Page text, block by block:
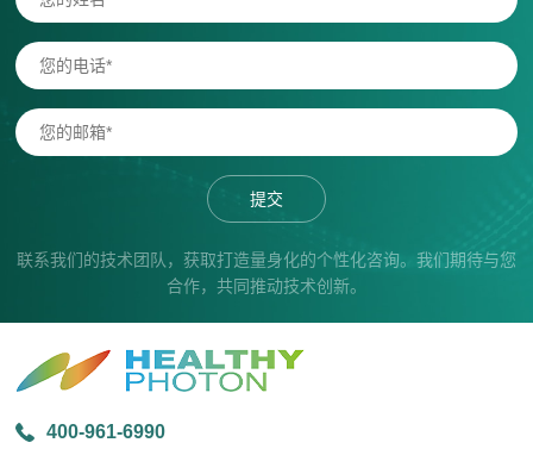
提交
联系我们的技术团队，获取打造量身化的个性化咨询。我们期待与您
合作，共同推动技术创新。
400-961-6990